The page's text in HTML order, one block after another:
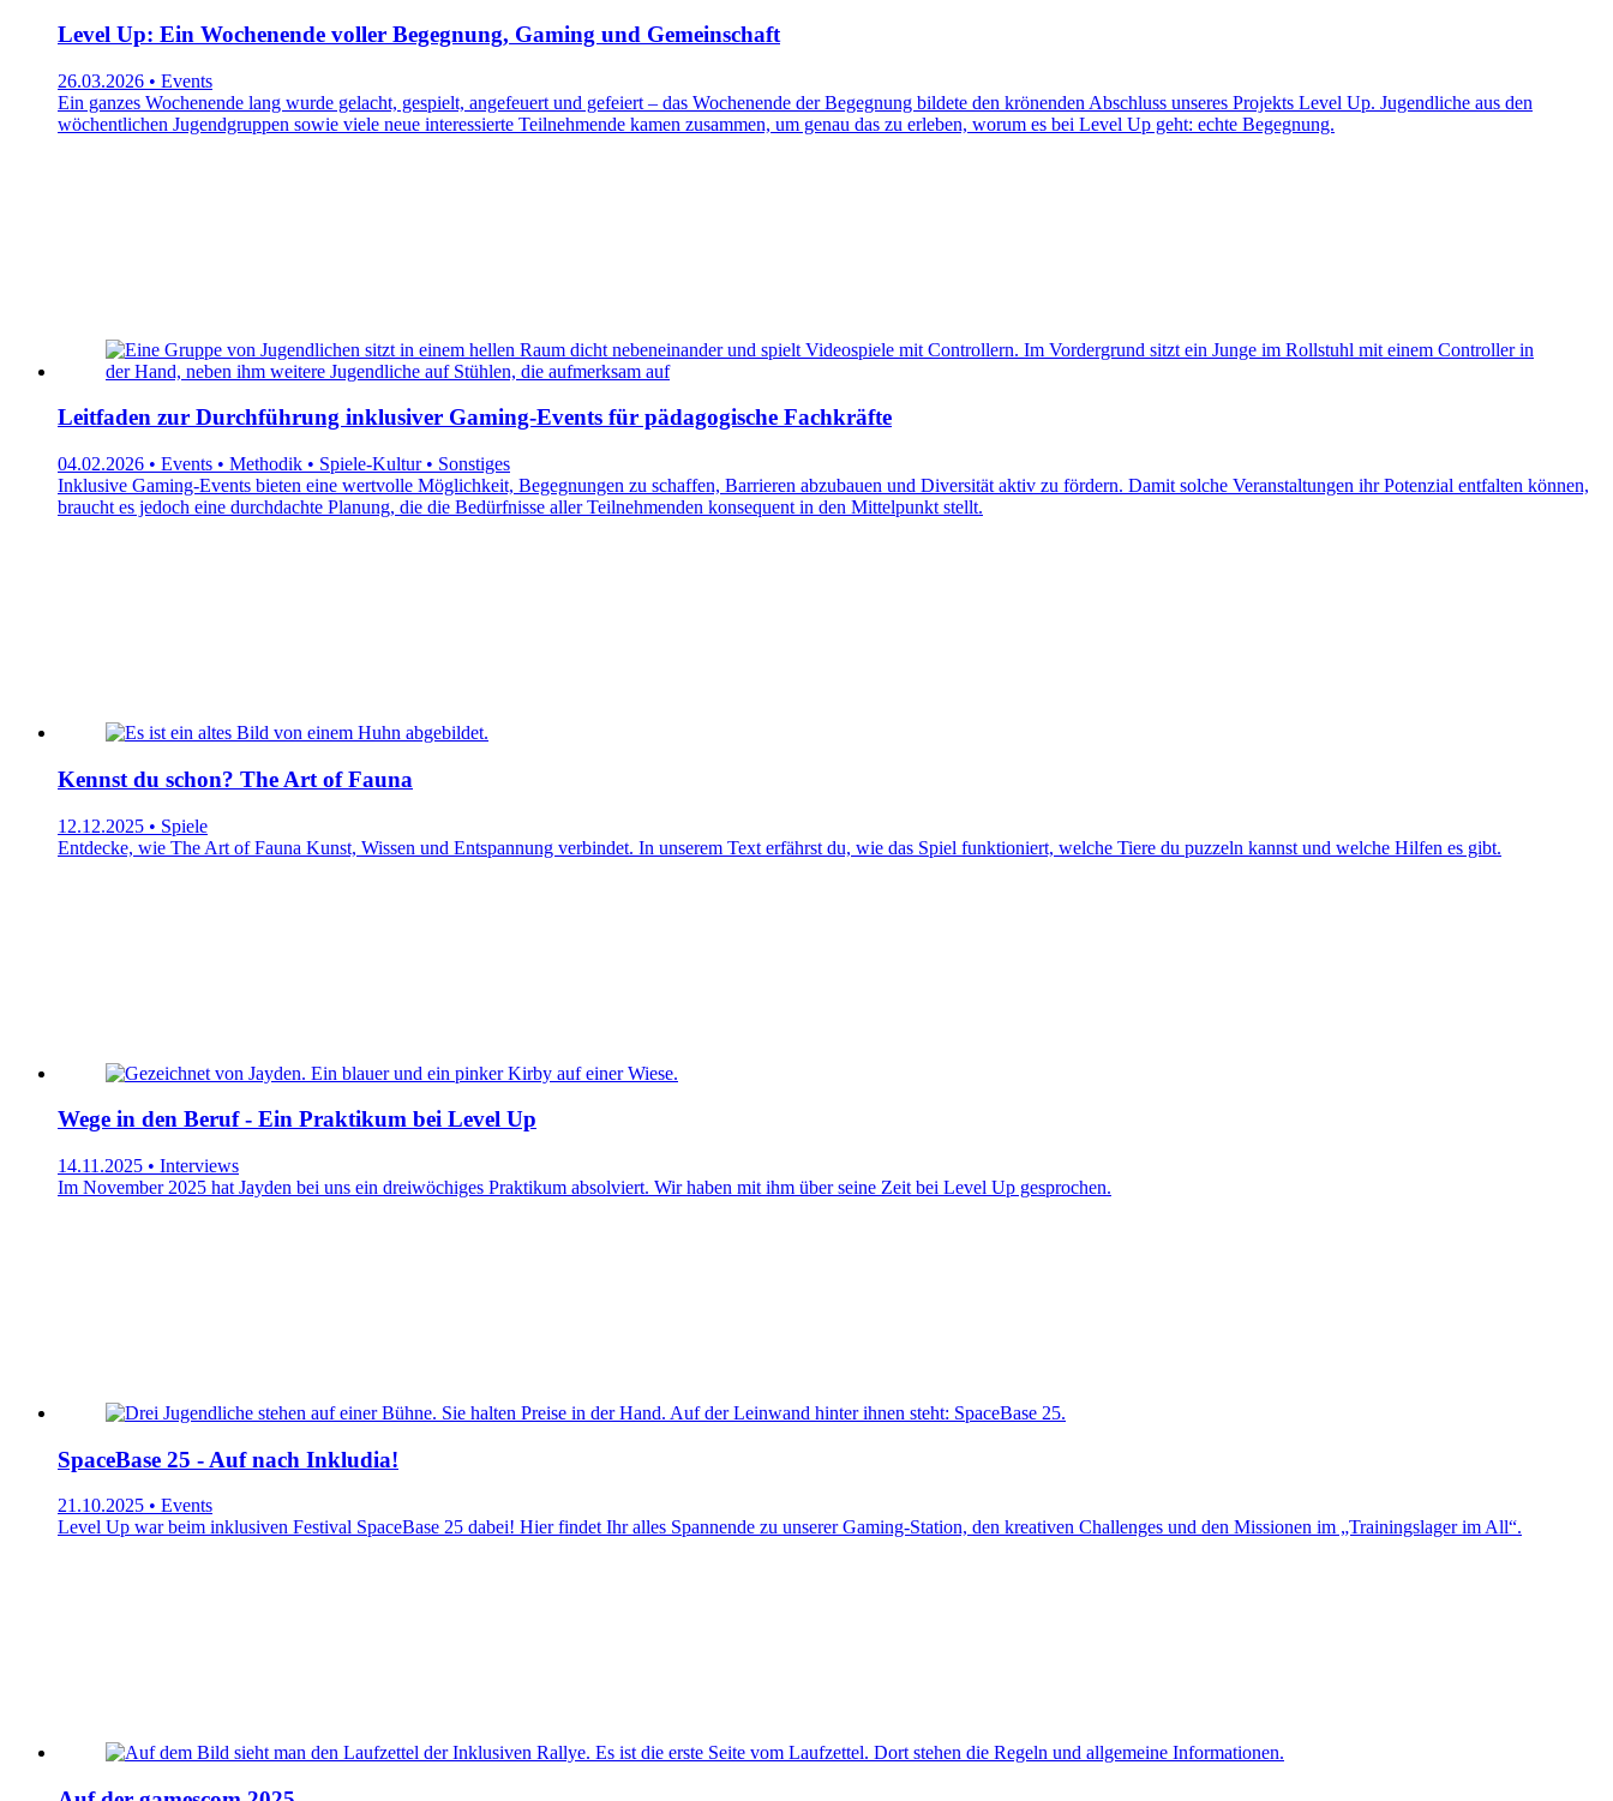
Level Up: Ein Wochenende voller Begegnung, Gaming und Gemeinschaft
26.03.2026 • Events
Ein ganzes Wochenende lang wurde gelacht, gespielt, angefeuert und gefeiert – das Wochenende der Begegnung bildete den krönenden Abschluss unseres Projekts Level Up. Jugendliche aus den
wöchentlichen Jugendgruppen sowie viele neue interessierte Teilnehmende kamen zusammen, um genau das zu erleben, worum es bei Level Up geht: echte Begegnung.
Leitfaden zur Durchführung inklusiver Gaming-Events für pädagogische Fachkräfte
04.02.2026 • Events • Methodik • Spiele-Kultur • Sonstiges
Inklusive Gaming-Events bieten eine wertvolle Möglichkeit, Begegnungen zu schaffen, Barrieren abzubauen und Diversität aktiv zu fördern. Damit solche Veranstaltungen ihr Potenzial entfalten können,
braucht es jedoch eine durchdachte Planung, die die Bedürfnisse aller Teilnehmenden konsequent in den Mittelpunkt stellt.
Kennst du schon? The Art of Fauna
12.12.2025 • Spiele
Entdecke, wie The Art of Fauna Kunst, Wissen und Entspannung verbindet. In unserem Text erfährst du, wie das Spiel funktioniert, welche Tiere du puzzeln kannst und welche Hilfen es gibt.
Wege in den Beruf - Ein Praktikum bei Level Up
14.11.2025 • Interviews
Im November 2025 hat Jayden bei uns ein dreiwöchiges Praktikum absolviert. Wir haben mit ihm über seine Zeit bei Level Up gesprochen.
SpaceBase 25 - Auf nach Inkludia!
21.10.2025 • Events
Level Up war beim inklusiven Festival SpaceBase 25 dabei! Hier findet Ihr alles Spannende zu unserer Gaming-Station, den kreativen Challenges und den Missionen im „Trainingslager im All“.